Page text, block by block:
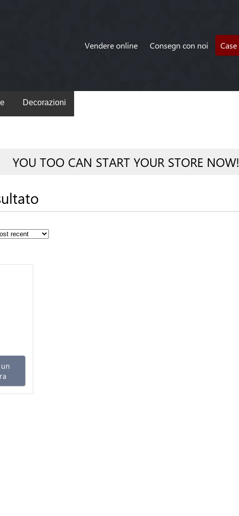
Vendere online Consegn con noi
Decorazioni
YOU TOO CAN START YOUR STORE NOW!